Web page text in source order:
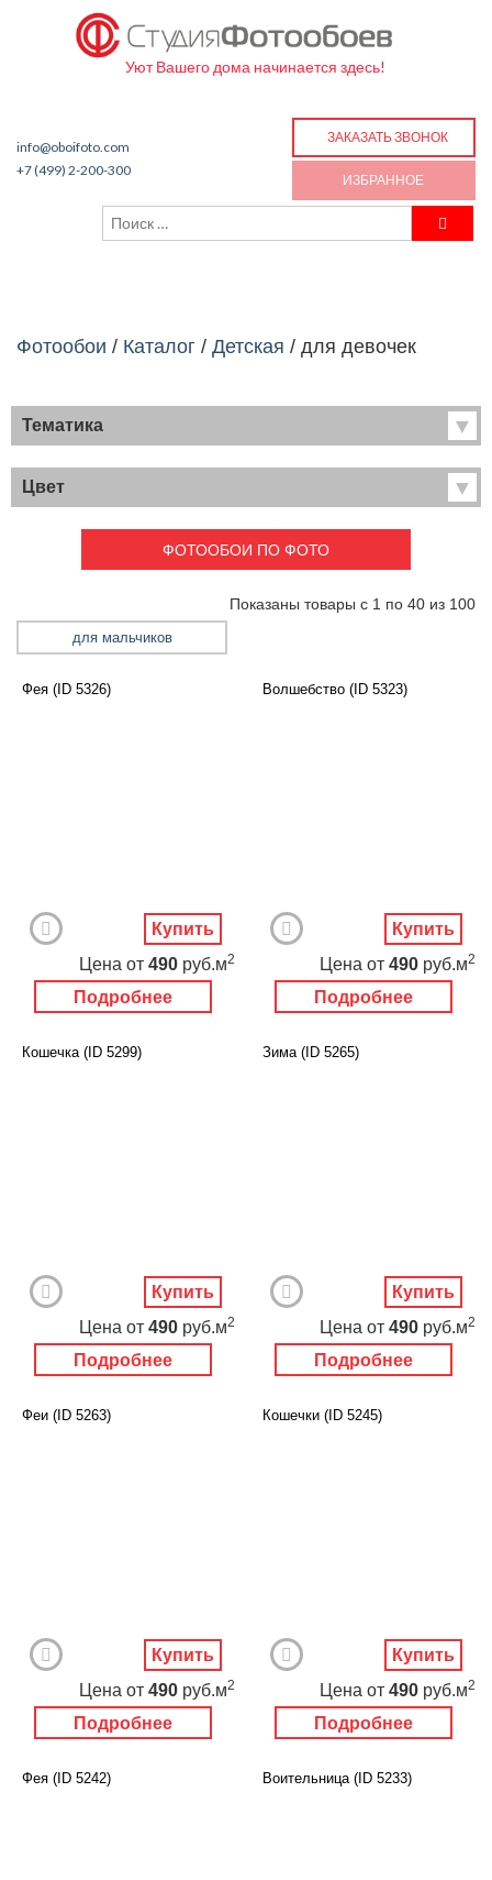
Уют Вашего дома начинается здесь!
info@oboifoto.com
+7 (499) 2-200-300
ЗАКАЗАТЬ ЗВОНОК
ИЗБРАННОЕ
Фотообои / Каталог / Детская / для девочек
Тематика
Хиты продаж
Фрески
Детские
Marvel
с картой мира
с медведями
черепашки ниндзя
для девочек
для мальчиков
с замком
3D фотообои
Карты
Перспектива
Фэнтези
Граффити
Дорога
Панорамы
Ангелы
Нежность
Новый год
Цвет
ФОТООБОИ ПО ФОТО
Показаны товары с 1 по 40 из 100
для мальчиков
Фея (ID 5326)
Подробнее
Цена от 490 руб.м2
Купить
Волшебство (ID 5323)
Подробнее
Цена от 490 руб.м2
Купить
Кошечка (ID 5299)
Подробнее
Цена от 490 руб.м2
Купить
Зима (ID 5265)
Подробнее
Цена от 490 руб.м2
Купить
Феи (ID 5263)
Подробнее
Цена от 490 руб.м2
Купить
Кошечки (ID 5245)
Подробнее
Цена от 490 руб.м2
Купить
Фея (ID 5242) Воительница (ID 5233)